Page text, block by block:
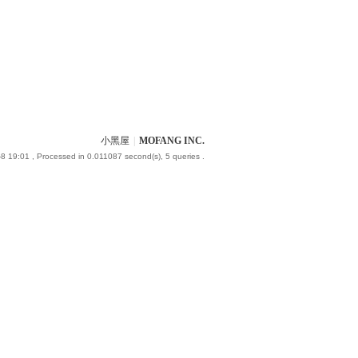
小黑屋 MOFANG INC.
19:01 , Processed in 0.011087 second(s), 5 queries .